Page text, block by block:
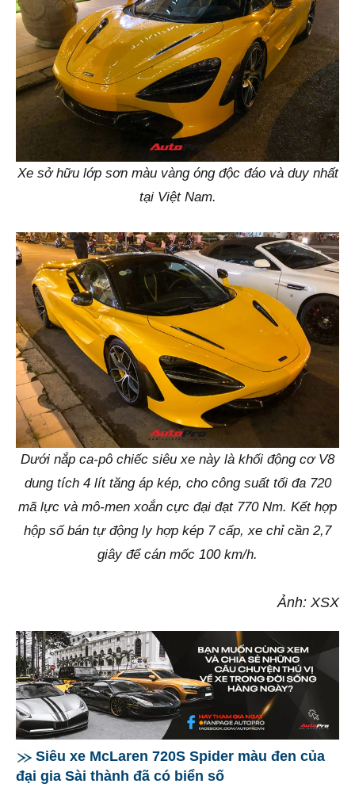
Xe sở hữu lớp sơn màu vàng óng độc đáo và duy nhất
tại Việt Nam.
Dưới nắp ca-pô chiếc siêu xe này là khối động cơ V8
dung tích 4 lít tăng áp kép, cho công suất tối đa 720
mã lực và mô-men xoắn cực đại đạt 770 Nm. Kết hợp
hộp số bán tự động ly hợp kép 7 cấp, xe chỉ cần 2,7
giây để cán mốc 100 km/h.
Ảnh: XSX
Siêu xe McLaren 720S Spider màu đen của
đại gia Sài thành đã có biển số